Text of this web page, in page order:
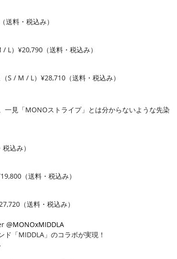
料・税込み）
L）¥20,790（送料・税込み）
S / M / L）¥28,710（送料・税込み）
一見「MONOストライプ」とは分からないような先染
込み）
（送料・税込み）
（送料・税込み）
@MONOxMIDDLA
「MIDDLA」のコラボが実現！